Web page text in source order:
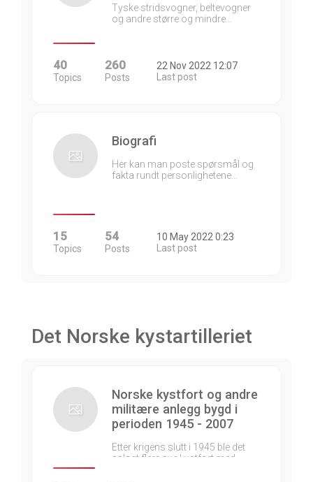
Tyske stridsvogner, beltevogner
og andre større og mindre…
40
Topics
260
Posts
22 Nov 2022 12:07
Last post
Biografi
Her kan man poste spørsmål og
fakta rundt personlighetene…
15
Topics
54
Posts
10 May 2022 0:23
Last post
Det Norske kystartilleriet
Norske kystfort og andre
militære anlegg bygd i
perioden 1945 - 2007
Etter krigens slutt i 1945 ble det
anlagt flere nye kystfort med…